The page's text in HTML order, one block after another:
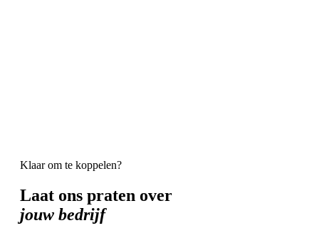
Klaar om te koppelen?
Laat ons praten over
jouw bedrijf